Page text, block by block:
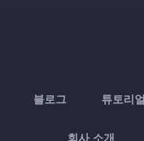
블로그 튜토리얼
회사 소개